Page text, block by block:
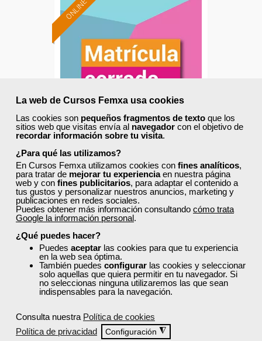
La web de Cursos Femxa usa cookies
Las cookies son pequeños fragmentos de texto que los
sitios web que visitas envía al navegador con el objetivo de
recordar información sobre tu visita.
¿Para qué las utilizamos?
En Cursos Femxa utilizamos cookies con fines analíticos,
para tratar de mejorar tu experienciaen nuestra página
web y con fines publicitarios, para adaptar el contenido a
tus gustos y personalizar nuestros anuncios, marketing y
publicaciones en redes sociales.
Puedes obtener más información consultando cómo trata
Google la información personal.
¿Qué puedes hacer?
Puedes aceptar las cookies para que tu experiencia
en la web sea óptima.
También puedes configurar las cookies y seleccionar
solo aquellas que quiera permitir en tu navegador. Si
no seleccionas ninguna utilizaremos las que sean
indispensables para la navegación.
Consulta nuestra Política de cookies
Política de privacidad
Configuración ◮
ONLINE
Cursos Femxa
Energías renovables en la
gestión energética
Curso Gratuito
Online (Comunidad Valenciana )
Matrícula cerrada